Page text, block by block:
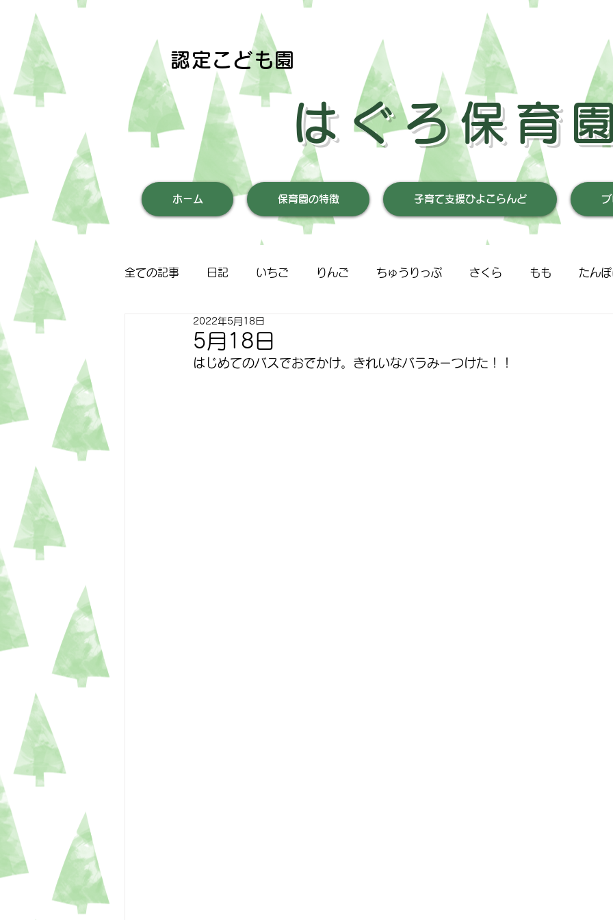
認定こども園
はぐろ保育
ホーム 保育園の特徴 子育て支援ひよこらんど
全ての記事 日記 いちご りんご ちゅうりっぷ さくら もも たん
すずらん ゆり
5月18日
2022年5月18日
はじめてのバスでおでかけ。きれいなバラみーつけた！！